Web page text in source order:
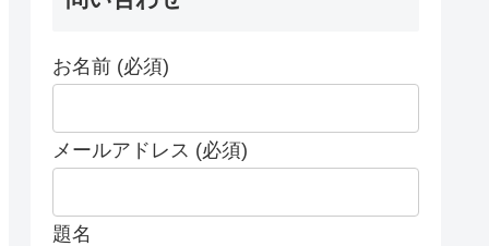
お名前 (必須)
メールアドレス (必須)
題名